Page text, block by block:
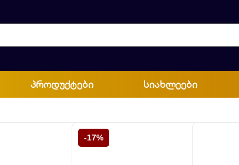
პროდუქტები სიახლეები
-17%